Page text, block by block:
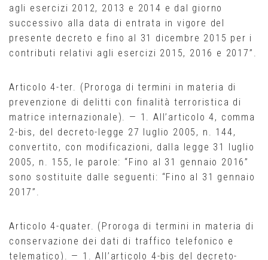
agli esercizi 2012, 2013 e 2014 e dal giorno
successivo alla data di entrata in vigore del
presente decreto e fino al 31 dicembre 2015 per i
contributi relativi agli esercizi 2015, 2016 e 2017”.
Articolo 4-ter. (Proroga di termini in materia di
prevenzione di delitti con finalità terroristica di
matrice internazionale). — 1. All’articolo 4, comma
2-bis, del decreto-legge 27 luglio 2005, n. 144,
convertito, con modificazioni, dalla legge 31 luglio
2005, n. 155, le parole: “Fino al 31 gennaio 2016”
sono sostituite dalle seguenti: “Fino al 31 gennaio
2017”.
Articolo 4-quater. (Proroga di termini in materia di
conservazione dei dati di traffico telefonico e
telematico). — 1. All’articolo 4-bis del decreto-